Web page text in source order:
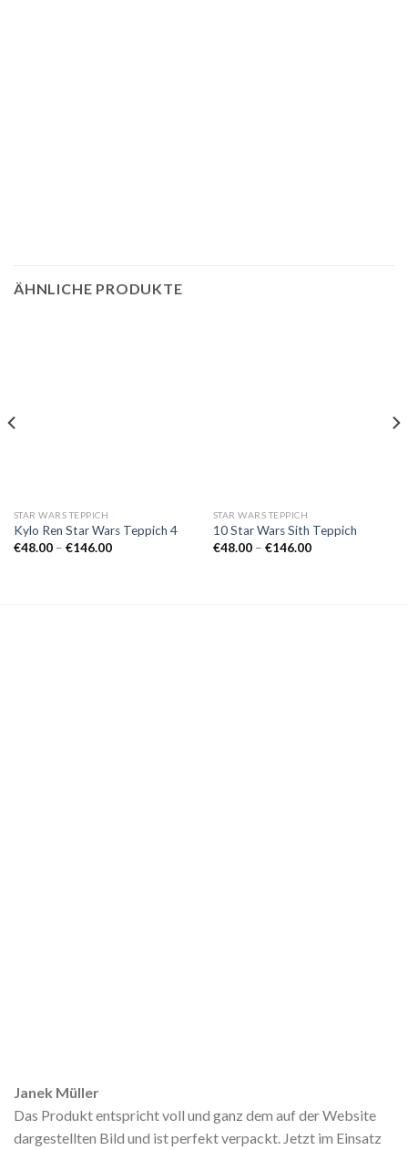
ÄHNLICHE PRODUKTE
STAR WARS TEPPICH
Kylo Ren Star Wars Teppich 4
€48.00 – €146.00Preisspanne:
STAR WARS TEPPICH
10 Star Wars Sith Teppich
€48.00 – €146.00Preisspanne:
Janek Müller
Das Produkt entspricht voll und ganz dem auf der Website
dargestellten Bild und ist perfekt verpackt. Jetzt im Einsatz